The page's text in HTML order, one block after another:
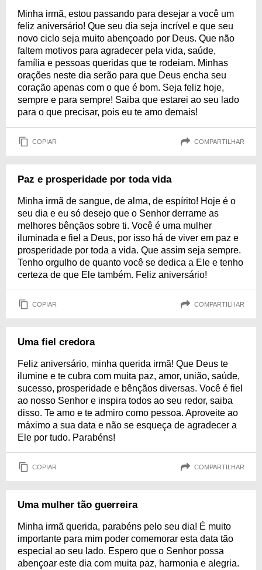
Minha irmã, estou passando para desejar a você um
feliz aniversário! Que seu dia seja incrível e que seu
novo ciclo seja muito abençoado por Deus. Que não
faltem motivos para agradecer pela vida, saúde,
família e pessoas queridas que te rodeiam. Minhas
orações neste dia serão para que Deus encha seu
coração apenas com o que é bom. Seja feliz hoje,
sempre e para sempre! Saiba que estarei ao seu lado
para o que precisar, pois eu te amo demais!
COPIAR COMPARTILHAR
Paz e prosperidade por toda vida
Minha irmã de sangue, de alma, de espírito! Hoje é o
seu dia e eu só desejo que o Senhor derrame as
melhores bênçãos sobre ti. Você é uma mulher
iluminada e fiel a Deus, por isso há de viver em paz e
prosperidade por toda a vida. Que assim seja sempre.
Tenho orgulho de quanto você se dedica a Ele e tenho
certeza de que Ele também. Feliz aniversário!
COPIAR COMPARTILHAR
Uma fiel credora
Feliz aniversário, minha querida irmã! Que Deus te
ilumine e te cubra com muita paz, amor, união, saúde,
sucesso, prosperidade e bênçãos diversas. Você é fiel
ao nosso Senhor e inspira todos ao seu redor, saiba
disso. Te amo e te admiro como pessoa. Aproveite ao
máximo a sua data e não se esqueça de agradecer a
Ele por tudo. Parabéns!
COPIAR COMPARTILHAR
Uma mulher tão guerreira
Minha irmã querida, parabéns pelo seu dia! É muito
importante para mim poder comemorar esta data tão
especial ao seu lado. Espero que o Senhor possa
abençoar este dia com muita paz, harmonia e alegria.